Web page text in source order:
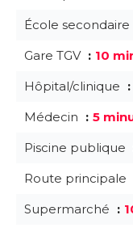
École secondaire
Gare TGV
10
Hôpital/clinique
Médecin
5
Piscine publique
Route principale
Supermarché